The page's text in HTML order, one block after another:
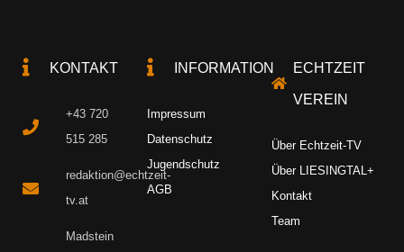
KONTAKT
+43 720
515 285
redaktion@echtzeit-
tv.at
Madstein
INFORMATION
Impressum
Datenschutz
Jugendschutz
AGB
ECHTZEIT
VEREIN
Über Echtzeit-TV
Über LIESINGTAL+
Kontakt
Team